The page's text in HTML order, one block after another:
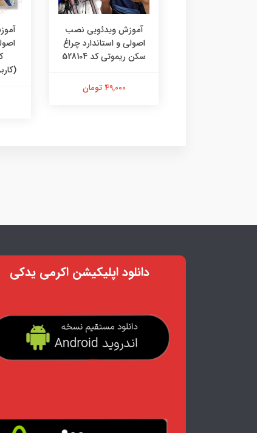
آموزش ویدئویی نصب
اصولی و استاندارد چراغ
سکن ریموتی کد 528104
49,000 تومان
دانلود اپلیکیشن اکرمی یدکی